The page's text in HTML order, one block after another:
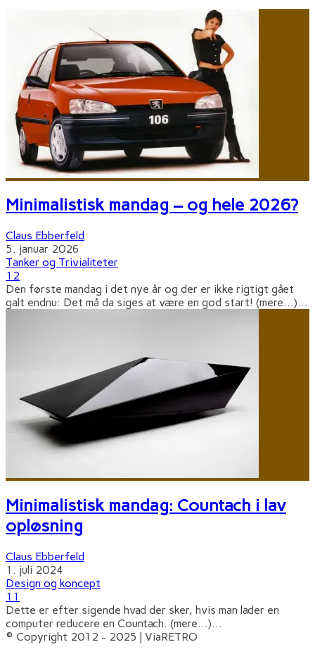
Minimalistisk mandag – og hele 2026?
Claus Ebberfeld
5. januar 2026
Tanker og Trivialiteter
12
Den første mandag i det nye år og der er ikke rigtigt gået
galt endnu: Det må da siges at være en god start! (mere…)...
Minimalistisk mandag: Countach i lav
opløsning
Claus Ebberfeld
1. juli 2024
Design og koncept
11
Dette er efter sigende hvad der sker, hvis man lader en
computer reducere en Countach. (mere…)...
© Copyright 2012 - 2025 | ViaRETRO